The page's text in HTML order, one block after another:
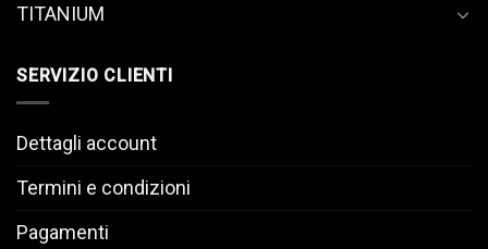
TITANIUM
SERVIZIO CLIENTI
Dettagli account
Termini e condizioni
Pagamenti